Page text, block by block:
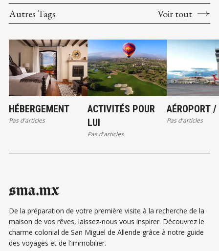
Autres Tags Voir tout
HÉBERGEMENT
Pas d'articles
ACTIVITÉS POUR
LUI
Pas d'articles
AÉROPORT
Pas d'articles
sma.mx
De la préparation de votre première visite à la recherche de la
maison de vos rêves, laissez-nous vous inspirer. Découvrez le
charme colonial de San Miguel de Allende grâce à notre guide
des voyages et de l'immobilier.